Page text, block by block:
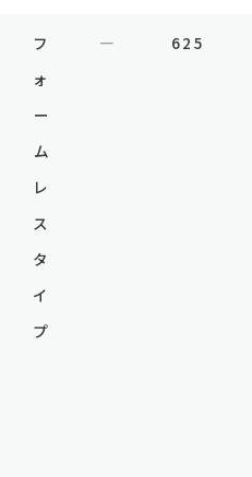
フ
ォ
ー
ム
レ
ス
タ
イ
プ
― 625